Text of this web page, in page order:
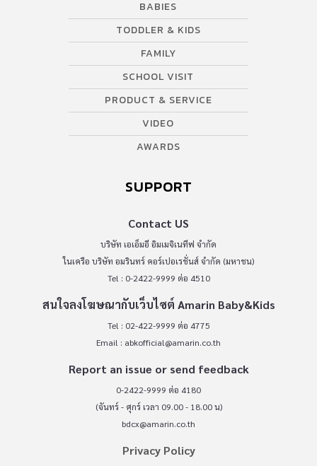
BABIES
TODDLER & KIDS
FAMILY
SCHOOL VISIT
PRODUCT & SERVICE
VIDEO
AWARDS
SUPPORT
Contact US
บริษัท เอเอ็มอี อิมเมจิเนทีฟ จำกัด
ในเครือ บริษัท อมรินทร์ คอร์เปอเรชั่นส์ จำกัด (มหาชน)
Tel : 0-2422-9999 ต่อ 4510
สนใจลงโฆษณากับเว็บไซต์ Amarin Baby&Kids
Tel : 02-422-9999 ต่อ 4775
Email : abkofficial@amarin.co.th
Report an issue or send feedback
0-2422-9999 ต่อ 4180
(จันทร์ - ศุกร์ เวลา 09.00 - 18.00 น)
bdcx@amarin.co.th
Privacy Policy